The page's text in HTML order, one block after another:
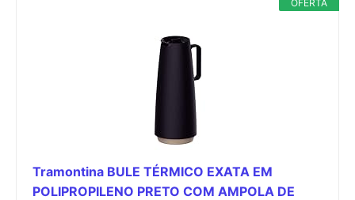
OFERTA
Tramontina BULE TÉRMICO EXATA EM
POLIPROPILENO PRETO COM AMPOLA DE